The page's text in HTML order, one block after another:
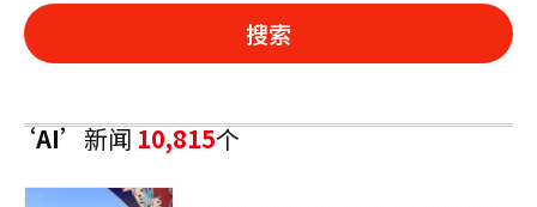
搜索
‘AI’新闻10,815个